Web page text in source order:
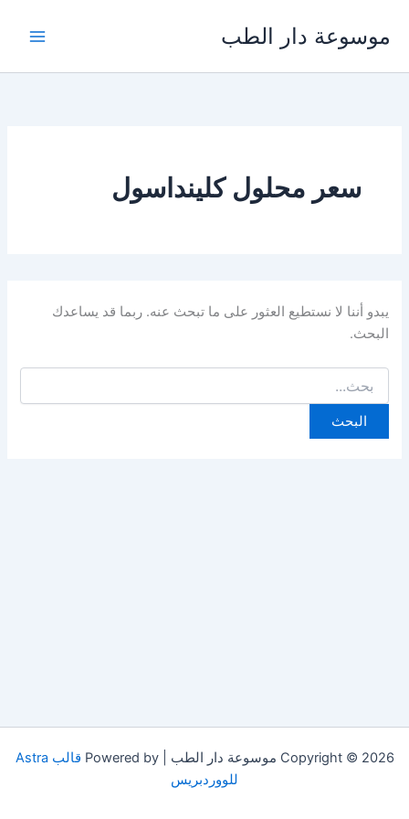
المحتوى
موسوعة دار الطب
سعر محلول كلينداسول
يبدو أننا لا نستطيع العثور على ما تبحث عنه. ربما قد يساعدك
البحث.
عن:
Copyright © 2026 موسوعة دار الطب | Powered by
قالب Astra
للووردبريس